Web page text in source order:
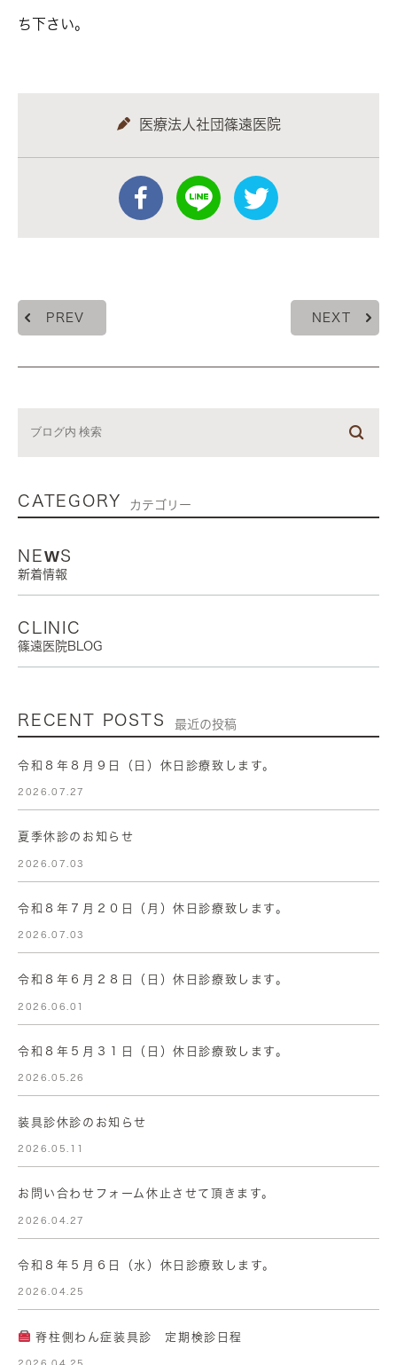
ち下さい。
医療法人社団篠遠医院
PREV NEXT
CATEGORY カテゴリー
NEWS
新着情報
CLINIC
篠遠医院BLOG
RECENT POSTS 最近の投稿
令和８年８月９日（日）休日診療致します。
2026.07.27
夏季休診のお知らせ
2026.07.03
令和８年７月２０日（月）休日診療致します。
2026.07.03
令和８年６月２８日（日）休日診療致します。
2026.06.01
令和８年５月３１日（日）休日診療致します。
2026.05.26
装具診休診のお知らせ
2026.05.11
お問い合わせフォーム休止させて頂きます。
2026.04.27
令和８年５月６日（水）休日診療致します。
2026.04.25
脊柱側わん症装具診 定期検診日程
2026.04.25